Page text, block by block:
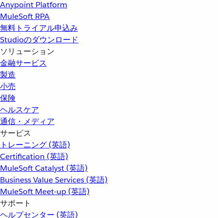
Anypoint Platform
MuleSoft RPA
無料トライアル申込み
Studioのダウンロード
ソリューション
金融サービス
製造
小売
保険
ヘルスケア
通信・メディア
サービス
トレーニング (英語)
Certification (英語)
MuleSoft Catalyst (英語)
Business Value Services (英語)
MuleSoft Meet-up (英語)
サポート
ヘルプセンター (英語)